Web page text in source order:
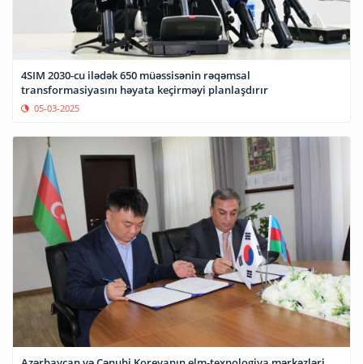
4SIM 2030-cu ilədək 650 müəssisənin rəqəmsal
transformasiyasını həyata keçirməyi planlaşdırır
05-03-2025